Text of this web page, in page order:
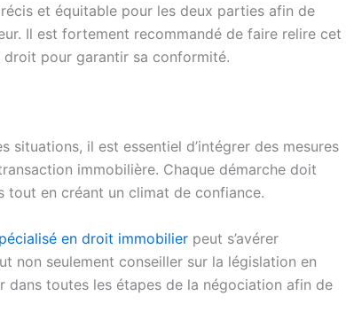
et équitable pour les deux parties afin de
Il est fortement recommandé de faire relire cet
pour garantir sa conformité.
situations, il est essentiel d’intégrer des mesures
immobilière. Chaque démarche doit
tout en créant un climat de confiance.
en droit immobilier peut s’avérer
non seulement conseiller sur la législation en
dans toutes les étapes de la négociation afin de